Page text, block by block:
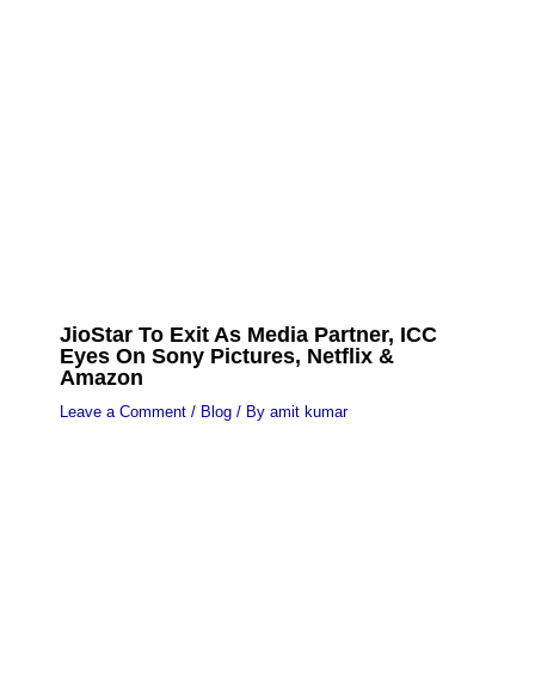
JioStar To Exit As Media Partner, ICC
Eyes On Sony Pictures, Netflix &
Amazon
Leave a Comment / Blog/ By amit kumar